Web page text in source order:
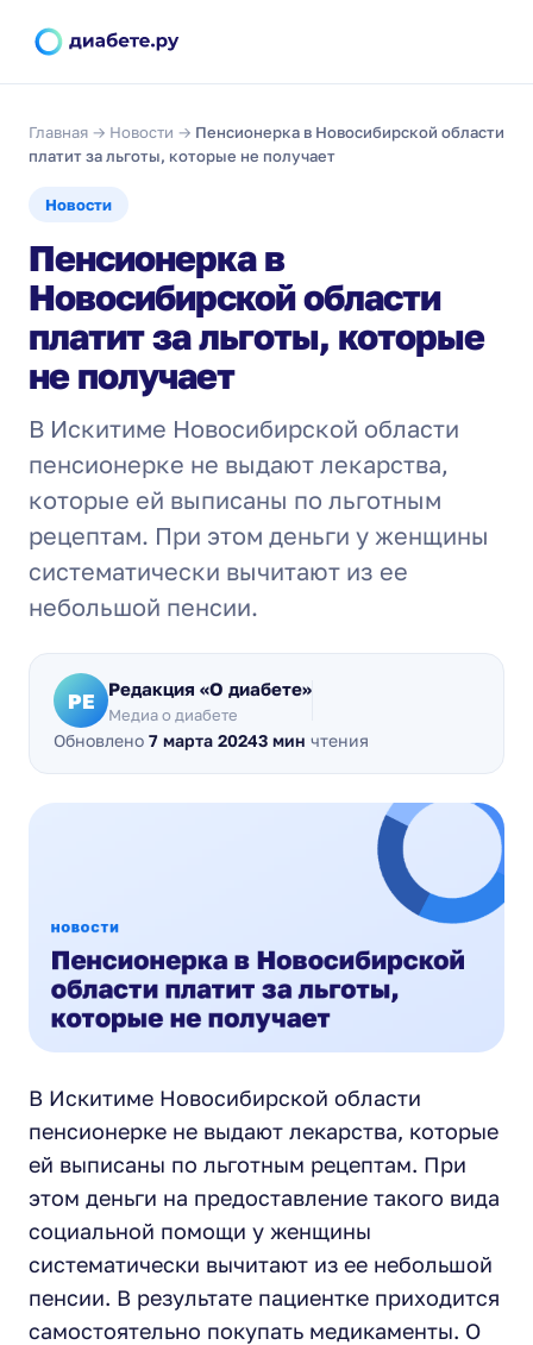
Главная → Новости → Пенсионерка в Новосибирской области
платит за льготы, которые не получает
Новости
Пенсионерка в
Новосибирской области
платит за льготы, которые
не получает
В Искитиме Новосибирской области
пенсионерке не выдают лекарства,
которые ей выписаны по льготным
рецептам. При этом деньги у женщины
систематически вычитают из ее
небольшой пенсии.
РЕ Редакция «О диабете»
Медиа о диабете
Обновлено 7 марта 20243 мин чтения
В Искитиме Новосибирской области
пенсионерке не выдают лекарства, которые
ей выписаны по льготным рецептам. При
этом деньги на предоставление такого вида
социальной помощи у женщины
систематически вычитают из ее небольшой
пенсии. В результате пациентке приходится
самостоятельно покупать медикаменты. О